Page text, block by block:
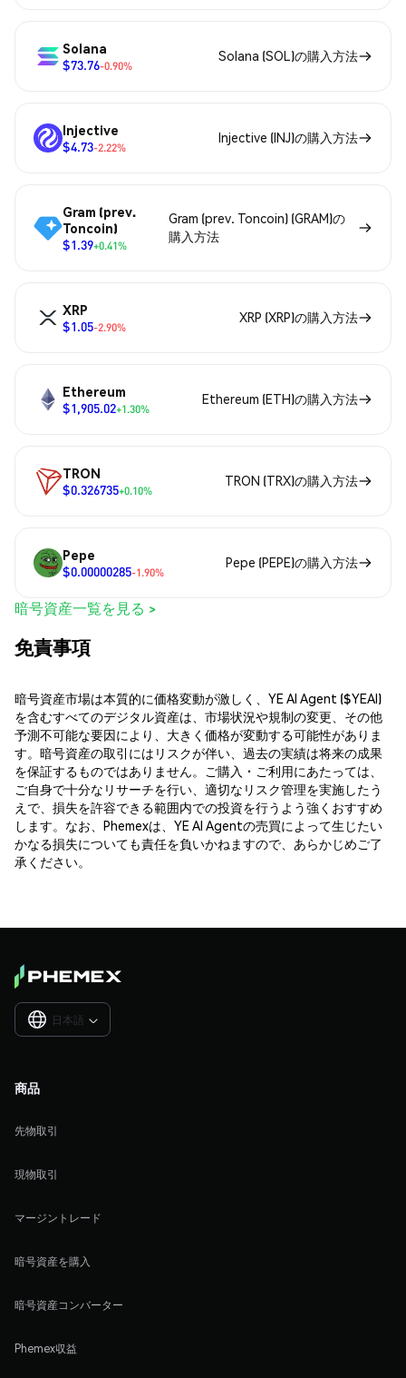
Solana
$73.76-0.90%
Solana (SOL)の購入方法
Injective
$4.73-2.22%
Injective (INJ)の購入方法
Gram (prev.
Toncoin)
$1.39+0.41%
Gram (prev. Toncoin) (GRAM)の
購入方法
XRP
$1.05-2.90%
XRP (XRP)の購入方法
Ethereum
$1,905.02+1.30%
Ethereum (ETH)の購入方法
TRON
$0.326735+0.10%
TRON (TRX)の購入方法
Pepe
$0.00000285-1.90%
Pepe (PEPE)の購入方法
暗号資産一覧を見る >
免責事項
暗号資産市場は本質的に価格変動が激しく、YE AI Agent ($YEAI)
を含むすべてのデジタル資産は、市場状況や規制の変更、その他
予測不可能な要因により、大きく価格が変動する可能性がありま
す。暗号資産の取引にはリスクが伴い、過去の実績は将来の成果
を保証するものではありません。ご購入・ご利用にあたっては、
ご自身で十分なリサーチを行い、適切なリスク管理を実施したう
えで、損失を許容できる範囲内での投資を行うよう強くおすすめ
します。なお、Phemexは、YE AI Agentの売買によって生じたい
かなる損失についても責任を負いかねますので、あらかじめご了
承ください。
日本語 
商品
先物取引
現物取引
マージントレード
暗号資産を購入
暗号資産コンバーター
Phemex収益